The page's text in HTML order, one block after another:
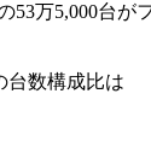
53万5,000台が
台数構成比は